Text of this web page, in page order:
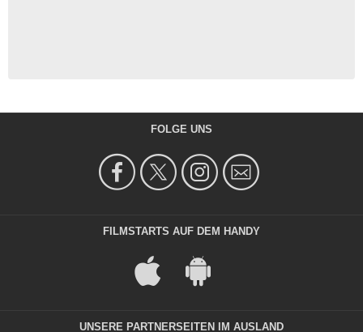
FOLGE UNS
FILMSTARTS AUF DEM HANDY
UNSERE PARTNERSEITEN IM AUSLAND